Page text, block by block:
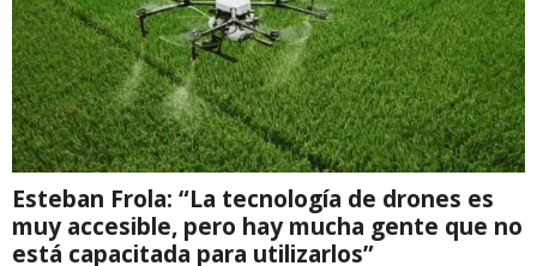
Esteban Frola: “La tecnología de drones es
muy accesible, pero hay mucha gente que no
está capacitada para utilizarlos”